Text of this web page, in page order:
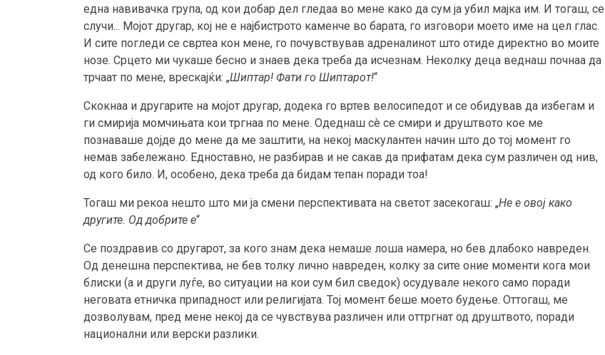
една навивачка група, од кои добар дел гледаа во мене како да сум ја убил мајка им. И тогаш, се
случи... Мојот другар, кој не е најбистрото каменче во барата, го изговори моето име на цел глас.
И сите погледи се свртеа кон мене, го почувствував адреналинот што отиде директно во моите
нозе. Срцето ми чукаше бесно и знаев дека треба да исчезнам. Неколку деца веднаш почнаа да
трчаат по мене, врескајќи: „Шиптар! Фати го Шиптарот!“
Скокнаа и другарите на мојот другар, додека го вртев велосипедот и се обидував да избегам и
ги смирија момчињата кои тргнаа по мене. Одеднаш сè се смири и друштвото кое ме
познаваше дојде до мене да ме заштити, на некој маскулантен начин што до тој момент го
немав забележано. Едноставно, не разбирав и не сакав да прифатам дека сум различен од нив,
од кого било. И, особено, дека треба да бидам тепан поради тоа!
Тогаш ми рекоа нешто што ми ја смени перспективата на светот засекогаш: „Не е овој како
другите. Од добрите е“
Се поздравив со другарот, за кого знам дека немаше лоша намера, но бев длабоко навреден.
Од денешна перспектива, не бев толку лично навреден, колку за сите оние моменти кога мои
блиски (а и други луѓе, во ситуации на кои сум бил сведок) осудувале некого само поради
неговата етничка припадност или религијата. Тој момент беше моето будење. Оттогаш, ме
дозволувам, пред мене некој да се чувствува различен или оттргнат од друштвото, поради
национални или верски разлики.